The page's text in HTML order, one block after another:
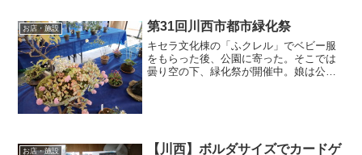
お店・施設 第31回川西市都市緑化祭
キセラ文化棟の「ふクレル」でベビー服
をもらった後、公園に寄った。そこでは
曇り空の下、緑化祭が開催中。娘は公園
お店・施設
【川西】ボルダサイズでカードゲ